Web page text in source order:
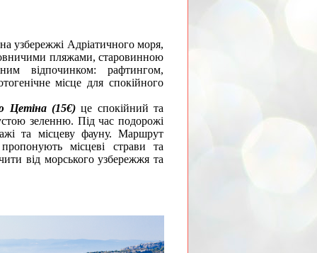
узбережжі Адріатичного моря,
пляжами, старовинною
відпочинком: рафтингом,
місце для спокійного
Цетіна (15€)це спокійний та
зеленню. Під час подорожі
та місцеву фауну. Маршрут
місцеві страви та
від морського узбережжя та